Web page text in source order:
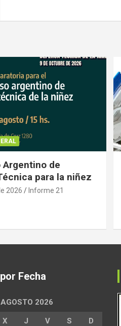
Argentino de
para la niñez
2026 Informe 21
Fecha
AGOSTO 2026
X J V S D